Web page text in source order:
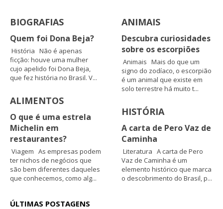
BIOGRAFIAS
Quem foi Dona Beja?
História Não é apenas
ficção: houve uma mulher
cujo apelido foi Dona Beja,
que fez história no Brasil. V...
ALIMENTOS
O que é uma estrela
Michelin em
restaurantes?
Viagem As empresas podem
ter nichos de negócios que
são bem diferentes daqueles
que conhecemos, como alg...
ANIMAIS
Descubra curiosidades
sobre os escorpiões
Animais Mais do que um
signo do zodíaco, o escorpião
é um animal que existe em
solo terrestre há muito t...
HISTÓRIA
A carta de Pero Vaz de
Caminha
Literatura A carta de Pero
Vaz de Caminha é um
elemento histórico que marca
o descobrimento do Brasil, p...
ÚLTIMAS POSTAGENS